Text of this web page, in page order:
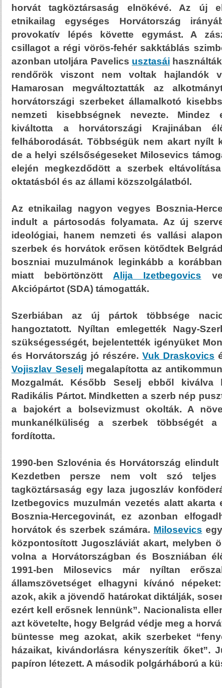
horvát tagköztársaság elnökévé. Az új
etnikailag egységes Horvátország
provokatív lépés követte egymást. A
csillagot a régi vörös-fehér sakktáblás
azonban utoljára Pavelics usztasái
rendőrök viszont nem voltak hajlandók
Hamarosan megváltoztatták az
horvátországi szerbeket államalkotó
nemzeti kisebbségnek nevezte. Mindez
kiváltotta a horvátországi Krajinában
felháborodását. Többségük nem akart nyílt
de a helyi szélsőségeseket Milosevics
elején megkezdődött a szerbek
oktatásból és az állami közszolgálatból.
Az etnikailag nagyon vegyes Bosznia-
indult a pártosodás folyamata. Az új
ideológiai, hanem nemzeti és vallási
szerbek és horvátok erősen kötődtek
boszniai muzulmánok leginkább a
miatt bebörtönzött Alija Izetbegovics
Akciópártot (SDA) támogatták.
Szerbiában az új pártok többsége
hangoztatott. Nyíltan emlegették Nagy-
szükségességét, bejelentették igényüket
és Horvátország jó részére. Vuk Draskovics
Vojiszlav Seselj megalapította az
Mozgalmát. Később Seselj ebből
Radikális Pártot. Mindketten a szerb nép
a bajokért a bolsevizmust okolták. A
munkanélküliség a szerbek többségét a
fordította.
1990-ben Szlovénia és Horvátország
Kezdetben persze nem volt szó teljes
tagköztársaság egy laza jugoszláv
Izetbegovics muzulmán vezetés alatt akarta
Bosznia-Hercegovinát, ez azonban
horvátok és szerbek számára. Milosevics
központosított Jugoszláviát akart, melyben
volna a Horvátországban és Boszniában
1991-ben Milosevics már nyíltan
államszövetséget elhagyni kívánó
azok, akik a jövendő határokat diktálják,
ezért kell erősnek lennünk”. Nacionalista
azt követelte, hogy Belgrád védje meg a
büntesse meg azokat, akik szerbeket
házaikat, kivándorlásra kényszerítik őket”.
papíron létezett. A második polgárháború a